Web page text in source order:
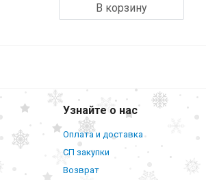
В корзину
Узнайте о нас
Оплата и доставка
СП закупки
Возврат